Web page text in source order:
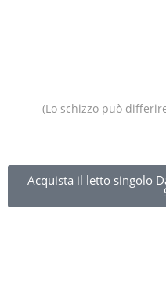
(Lo schizzo può
Acquista il letto singolo